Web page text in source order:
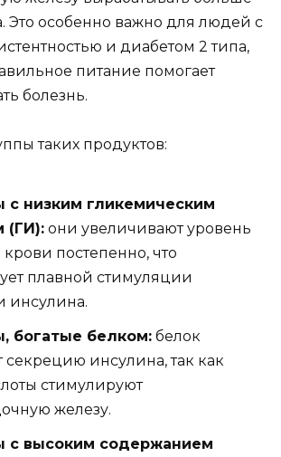
Это особенно важно для людей с
и диабетом 2 типа,
питание помогает
болезнь.
таких продуктов:
с низким гликемическим
(ГИ): они увеличивают уровень
постепенно, что
плавной стимуляции
инсулина.
богатые белком: белок
секрецию инсулина, так как
стимулируют
железу.
с высоким содержанием